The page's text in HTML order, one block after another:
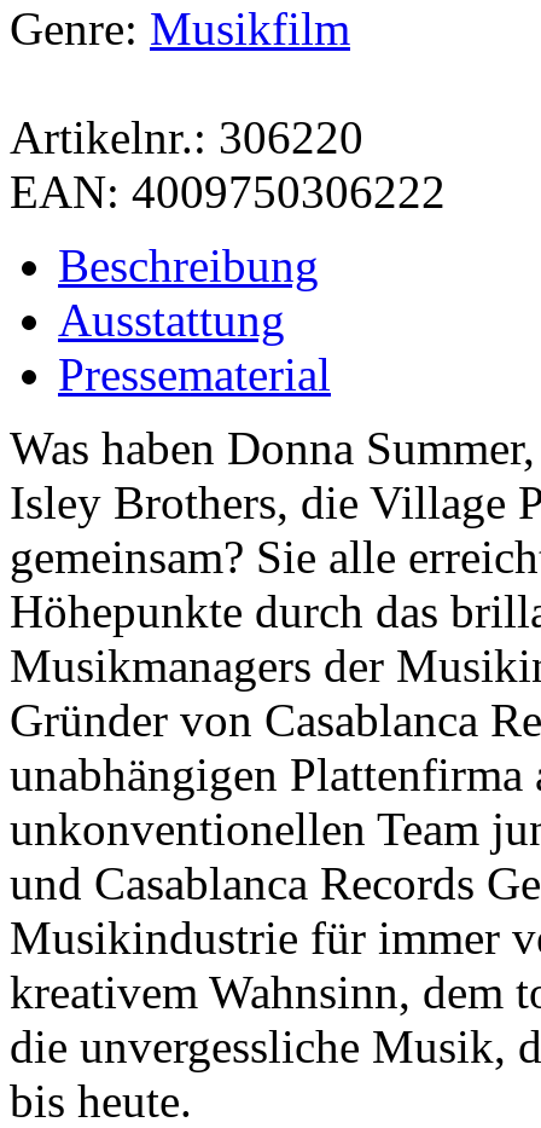
Genre: Musikfilm
Artikelnr.: 306220
EAN: 4009750306222
Beschreibung
Ausstattung
Pressematerial
Was haben Donna
Isley Brothers, die Village
gemeinsam? Sie alle
Höhepunkte durch das
Musikmanagers der
Gründer von Casablanca
unabhängigen
unkonventionellen Team
und Casablanca Records
Musikindustrie für immer
kreativem Wahnsinn, dem
die unvergessliche Musik,
bis heute.